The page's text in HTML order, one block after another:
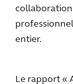
collaboration
entier.
Le rapport «